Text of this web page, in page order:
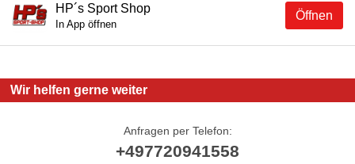
Öffnen
HP´s Sport Shop
In App öffnen
Wir helfen gerne weiter
Anfragen per Telefon:
+497720941558